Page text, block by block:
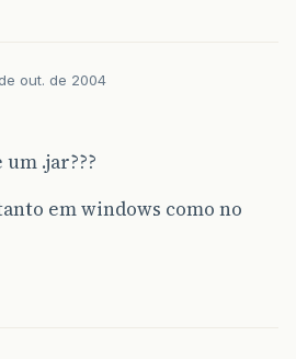
out. de 2004
.jar???
em windows como no